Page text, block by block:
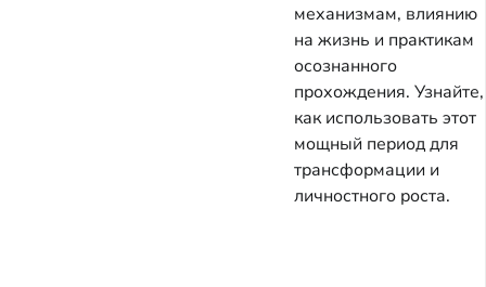
механизмам, влиянию
на жизнь и практикам
осознанного
прохождения. Узнайте,
как использовать этот
мощный период для
трансформации и
личностного роста.